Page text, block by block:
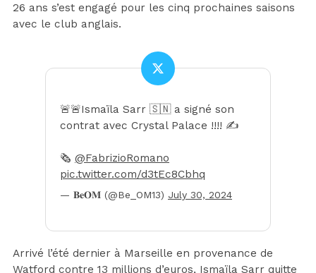
26 ans s’est engagé pour les cinq prochaines saisons
avec le club anglais.
🚨🚨Ismaïla Sarr 🇸🇳 a signé son
contrat avec Crystal Palace !!!! ✍️
🗞️ @FabrizioRomano
pic.twitter.com/d3tEc8Cbhq
— 𝐁𝐞𝐎𝐌 (@Be_OM13) July 30, 2024
Arrivé l’été dernier à Marseille en provenance de
Watford contre 13 millions d’euros, Ismaïla Sarr quitte